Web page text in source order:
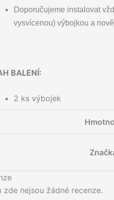
Doporučujeme instalovat
vysvícenou) výbojkou a
BALENÍ:
2 ks výbojek
zde nejsou žádné recenze.